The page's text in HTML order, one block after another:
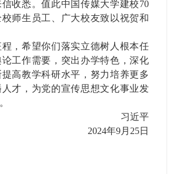
悉。值此中国传媒大学建校70
师生员工、广大校友致以祝贺和
希望你们落实立德树人根本任
工作需要，突出办学特色，深化
高教学科研水平，努力培养更多
才，为党的宣传思想文化事业发
习近平
2024年9月25日